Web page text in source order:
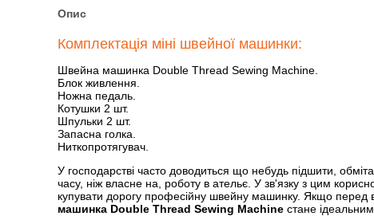
Опис
Комплектація міні швейної машинки:
Швейна машинка Double Thread Sewing Machine.
Блок живлення.
Ножна педаль.
Котушки 2 шт.
Шпульки 2 шт.
Запасна голка.
Ниткопротягувач.
У господарстві часто доводиться що небудь підшити,
часу, ніж власне на, роботу в ательє. У зв'язку з цим
купувати дорогу професійну швейну машинку. Якщо перед
машинка Double Thread Sewing Machine стане